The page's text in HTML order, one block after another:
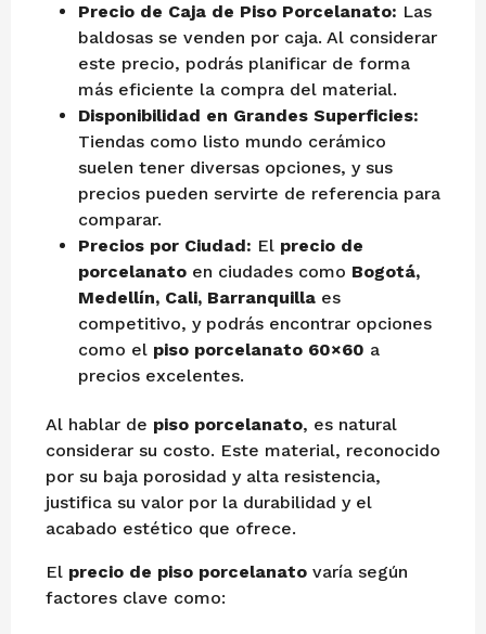
Precio de Caja de Piso Porcelanato: Las
baldosas se venden por caja. Al considerar
este precio, podrás planificar de forma
más eficiente la compra del material.
Disponibilidad en Grandes Superficies:
Tiendas como listo mundo cerámico
suelen tener diversas opciones, y sus
precios pueden servirte de referencia para
comparar.
Precios por Ciudad: El precio de
porcelanato en ciudades como Bogotá,
Medellín, Cali, Barranquilla es
competitivo, y podrás encontrar opciones
como el piso porcelanato 60×60 a
precios excelentes.
Al hablar de piso porcelanato, es natural
considerar su costo. Este material, reconocido
por su baja porosidad y alta resistencia,
justifica su valor por la durabilidad y el
acabado estético que ofrece.
El precio de piso porcelanato varía según
factores clave como: